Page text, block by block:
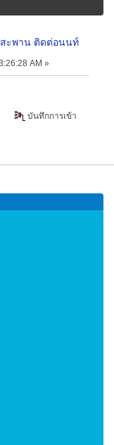
ะพาน ติดต่อนนท์
AM »
บันทึกการเข้า